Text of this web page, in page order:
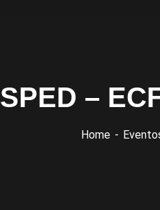
SPED –
Home